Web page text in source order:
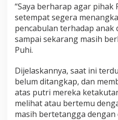
“Saya berharap agar pihak
setempat segera
pencabulan terhadap anak
sampai sekarang masih
Puhi.
Dijelaskannya, saat ini
belum ditangkap, dan
atas putri mereka
melihat atau bertemu
masih bertetangga dengan